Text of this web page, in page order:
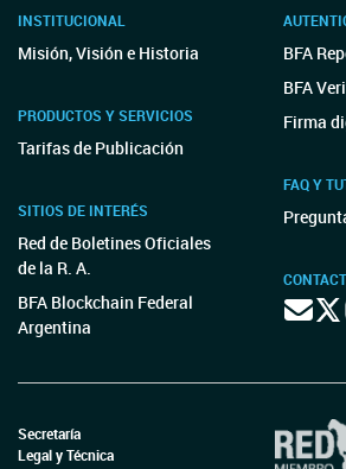
INSTITUCIONAL
Misión, Visión e Historia
PRODUCTOS Y SERVICIOS
Tarifas de Publicación
SITIOS DE INTERÉS
Red de Boletines Oficiales
de la R. A.
BFA Blockchain Federal
Argentina
BFA
BFA
Firma
FAQ Y
Secretaría
Legal y Técnica